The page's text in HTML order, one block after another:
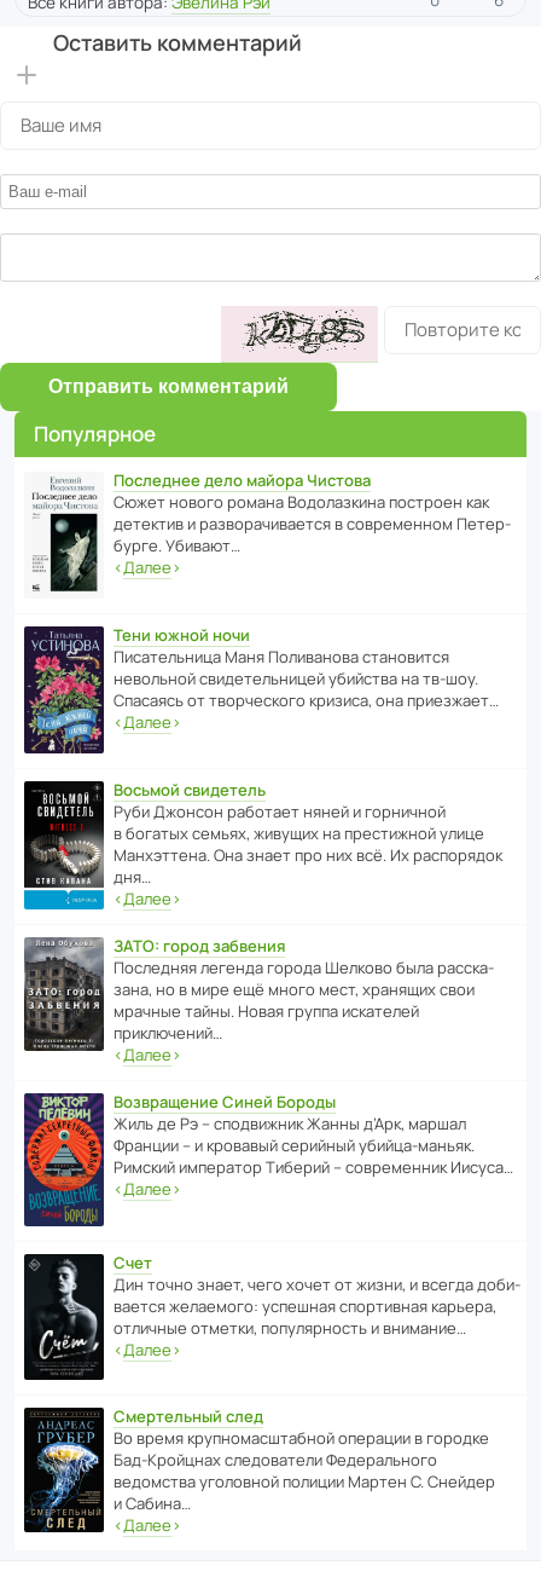
Оставить комментарий
Отправить комментарий
Популярное
Последнее дело майора Чистова
Сюжет нового романа Водо­ла­з­кина пост­роен как
дете­ктив и разво­ра­чи­ва­ется в совре­менном Пете­р­
бурге. Убивают…
‹Далее›
Тени южной ночи
Писа­тель­ница Маня Поли­ва­нова стано­вится
невольной свиде­тель­ницей убийства на тв-шоу.
Спасаясь от твор­че­с­кого кризиса, она приезжает…
‹Далее›
Восьмой свидетель
Руби Джонсон рабо­тает няней и горни­чной
в богатых семьях, живущих на прес­ти­жной улице
Манх­эт­тена. Она знает про них всё. Их распо­рядок
дня…
‹Далее›
ЗАТО: город забвения
После­дняя легенда города Шелково была расска­
зана, но в мире ещё много мест, хранящих свои
мрачные тайны. Новая группа иска­телей
приключений…
‹Далее›
Возвращение Синей Бороды
Жиль де Рэ – спод­ви­жник Жанны д’Арк, маршал
Франции – и кровавый серийный убийца-маньяк.
Римский импе­ратор Тиберий – совре­менник Иисуса…
‹Далее›
Счет
Дин точно знает, чего хочет от жизни, и всегда доби­
ва­ется жела­е­мого: успе­шная спор­ти­вная карьера,
отли­чные отметки, попу­ля­р­ность и внимание…
‹Далее›
Смертельный след
Во время круп­но­мас­ш­та­бной операции в городке
Бад‑Крой­цнах следо­ва­тели Феде­раль­ного
ведомства уголо­вной полиции Мартен С. Снейдер
и Сабина…
‹Далее›